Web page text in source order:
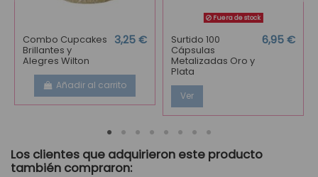
Combo Cupcakes
Brillantes y
Alegres Wilton
3,25 €
Añadir al carrito
Fuera de stock
Surtido 100
Cápsulas
Metalizadas Oro y
Plata
6,95 €
Ver
Los clientes que adquirieron este producto
también compraron: